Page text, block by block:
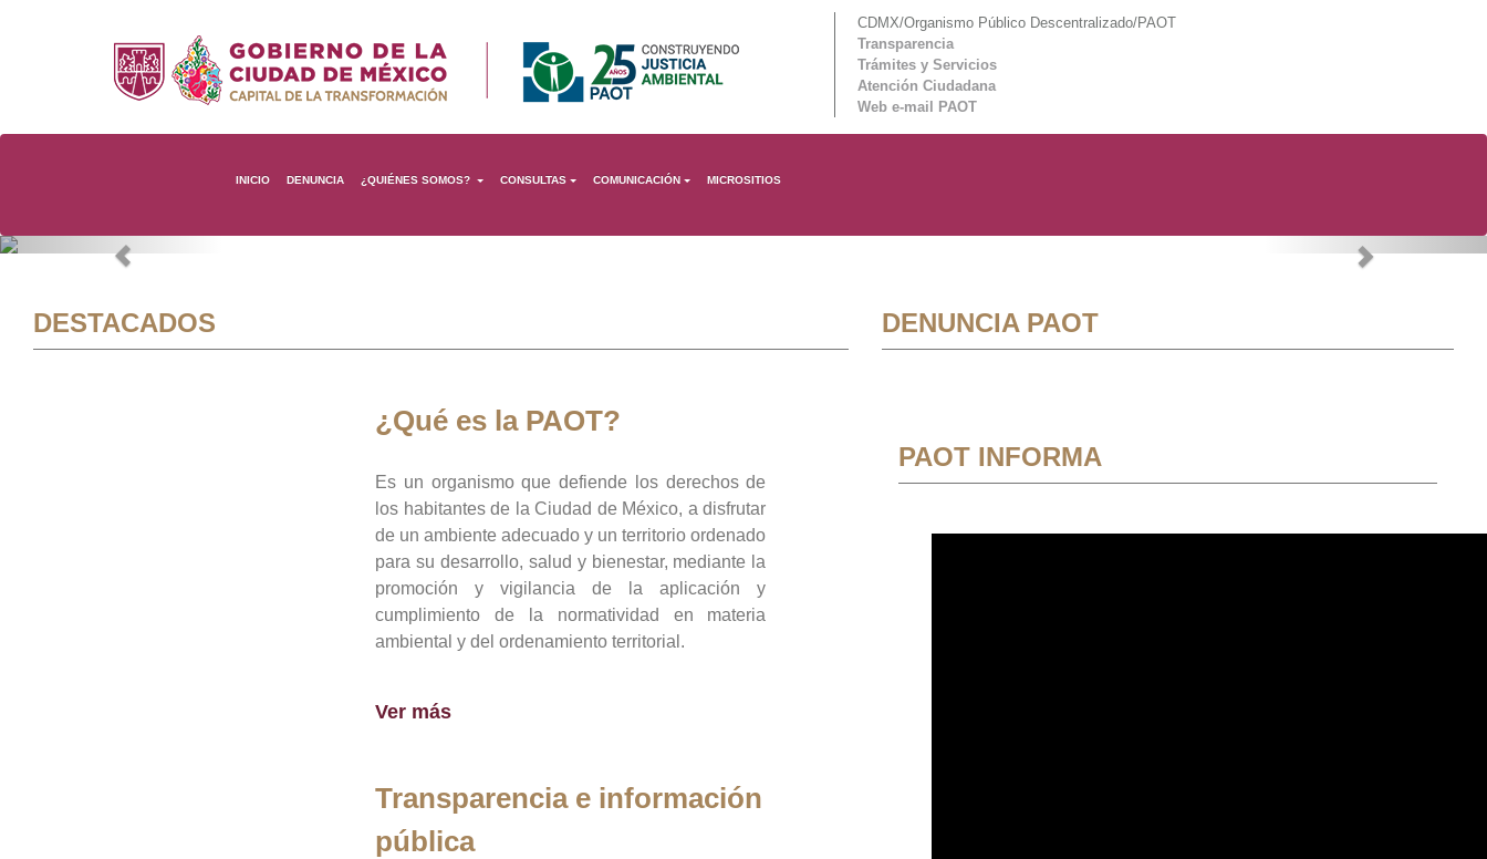
CDMX/Organismo Público Descentralizado/PAOT
Transparencia
Trámites y Servicios
Atención Ciudadana
Web e-mail PAOT
INICIO DENUNCIA ¿QUIÉNES SOMOS? CONSULTAS COMUNICACIÓN MICROSITIOS
Previous Next
DESTACADOS
¿Qué es la PAOT?
Es un organismo que defiende los derechos de
los habitantes de la Ciudad de México, a disfrutar
de un ambiente adecuado y un territorio ordenado
para su desarrollo, salud y bienestar, mediante la
promoción y vigilancia de la aplicación y
cumplimiento de la normatividad en materia
ambiental y del ordenamiento territorial.
Ver más
Transparencia e información
pública
DENUNCIA PAOT
PAOT INFORMA